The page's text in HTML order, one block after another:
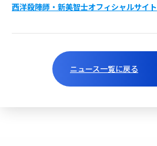
西洋殺陣師・新美智士オフィシャルサイト
ニュース一覧に戻る